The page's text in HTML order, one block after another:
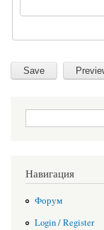
Search form
Навигация
Форум
Login / Register